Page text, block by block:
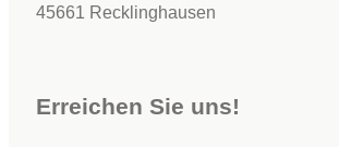
45661 Recklinghausen
Erreichen Sie uns!